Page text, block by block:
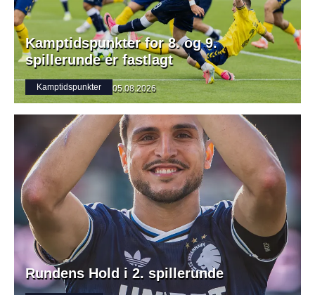
Kamptidspunkter for 8. og 9.
spillerunde er fastlagt
Kamptidspunkter 05.08.2026
Rundens Hold i 2. spillerunde